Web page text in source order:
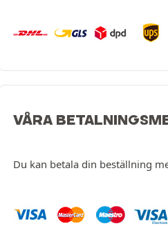
VÅRA
Du kan betala din beställning